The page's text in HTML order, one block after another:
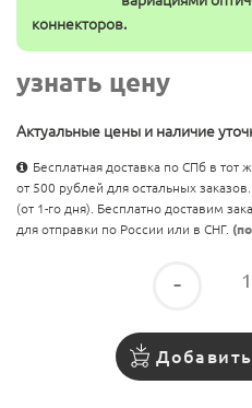
коннекторов.
узнать цену
Актуальные цены и наличие
Бесплатная доставка по СПб в
от 500 рублей для остальных
(от 1-го дня). Бесплатно доставим
для отправки по России или в СНГ.
-